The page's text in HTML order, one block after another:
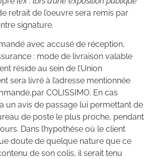
retrait de l’oeuvre sera remis par
signature.
avec accusé de réception,
: mode de livraison valable
réside au sein de l’Union
sera livré à l’adresse mentionnée
COLISSIMO. En cas
un avis de passage lui permettant de
de poste le plus proche, pendant
Dans l’hypothèse où le client
doute de quelque nature que ce
de son colis, il serait tenu